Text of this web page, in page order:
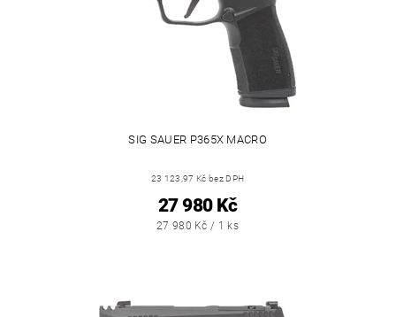
SIG SAUER P365X MACRO
23 123,97 Kč bez DPH
27 980 Kč
27 980 Kč / 1 ks